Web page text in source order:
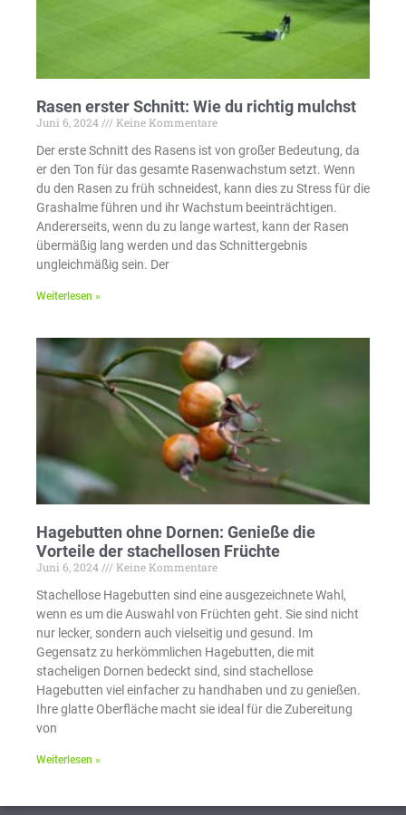
Rasen erster Schnitt: Wie du richtig mulchst
Juni 6, 2024
Keine Kommentare
Der erste Schnitt des Rasens ist von großer Bedeutung, da
er den Ton für das gesamte Rasenwachstum setzt. Wenn
du den Rasen zu früh schneidest, kann dies zu Stress für die
Grashalme führen und ihr Wachstum beeinträchtigen.
Andererseits, wenn du zu lange wartest, kann der Rasen
übermäßig lang werden und das Schnittergebnis
ungleichmäßig sein. Der
Weiterlesen »
Hagebutten ohne Dornen: Genieße die
Vorteile der stachellosen Früchte
Juni 6, 2024
Keine Kommentare
Stachellose Hagebutten sind eine ausgezeichnete Wahl,
wenn es um die Auswahl von Früchten geht. Sie sind nicht
nur lecker, sondern auch vielseitig und gesund. Im
Gegensatz zu herkömmlichen Hagebutten, die mit
stacheligen Dornen bedeckt sind, sind stachellose
Hagebutten viel einfacher zu handhaben und zu genießen.
Ihre glatte Oberfläche macht sie ideal für die Zubereitung
von
Weiterlesen »